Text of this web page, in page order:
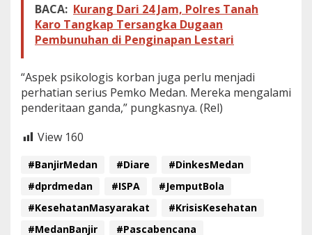
e
a
k
o
a
k
BACA: Kurang Dari 24 Jam, Polres Tanah
Karo Tangkap Tersangka Dugaan
Pembunuhan di Penginapan Lestari
“Aspek psikologis korban juga perlu menjadi
perhatian serius Pemko Medan. Mereka mengalami
penderitaan ganda,” pungkasnya. (Rel)
View 160
#BanjirMedan #Diare
#DinkesMedan
#dprdmedan
#ISPA
#JemputBola
#KesehatanMasyarakat
#KrisisKesehatan
#MedanBanjir
#Pascabencana